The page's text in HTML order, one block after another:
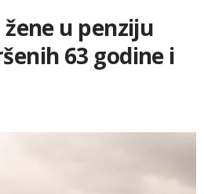
u penziju
63 godine i